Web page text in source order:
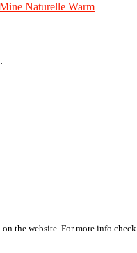
Naturelle Warm
the website. For more info